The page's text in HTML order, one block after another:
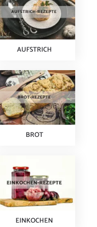
AUFSTRICH
BROT
EINKOCHEN